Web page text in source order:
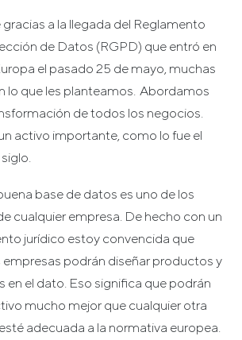
a la llegada del Reglamento
de Datos (RGPD) que entró en
el pasado 25 de mayo, muchas
lo que les planteamos. Abordamos
de todos los negocios.
activo importante, como lo fue el
base de datos es uno de los
cualquier empresa. De hecho con un
jurídico estoy convencida que
podrán diseñar productos y
en el dato. Eso significa que podrán
mucho mejor que cualquier otra
adecuada a la normativa europea.